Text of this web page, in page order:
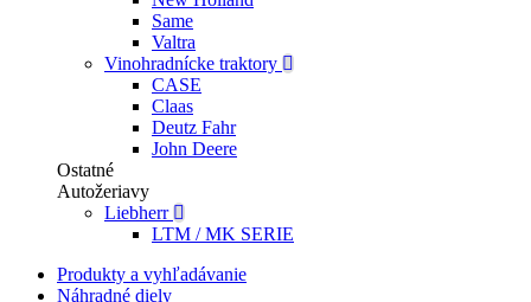
Same
Valtra
Vinohradnícke traktory
CASE
Claas
Deutz Fahr
John Deere
Ostatné
Autožeriavy
Liebherr
LTM / MK SERIE
Produkty a vyhľadávanie
Náhradné diely